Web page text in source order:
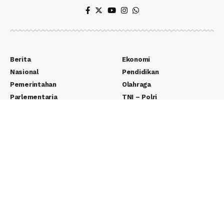
Berita
Nasional
Pemerintahan
Parlementaria
Ekonomi
Pendidikan
Olahraga
TNI – Polri